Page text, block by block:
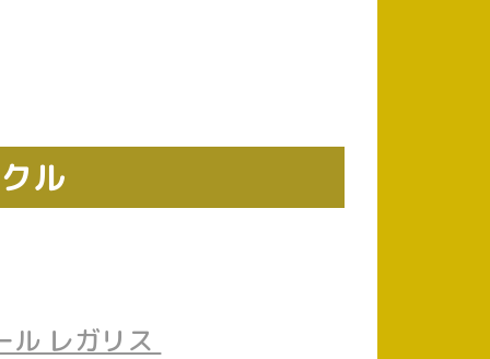
ル
ル レガリス